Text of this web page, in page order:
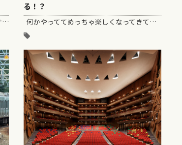
うちの亀のクロちゃん、、いつも鯉のエサを大喜びで食べております。。。 それもそのはず～亀の…
る！？
何かやっててめっちゃ楽しくなってきて「ねえねえ！これ見て！」って言う瞬間、あるよね？ 子どもなんてま…